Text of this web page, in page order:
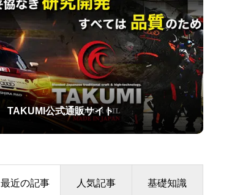
TAKUMI公式通販サイト
最近の記事 人気記事 基礎知識